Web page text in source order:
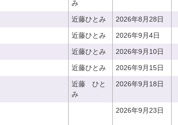
み
近藤ひとみ 2026年8月28日
近藤ひとみ 2026年9月4日
近藤ひとみ 2026年9月10日
近藤ひとみ 2026年9月15日
近藤 ひと
み
2026年9月18日
2026年9月23日